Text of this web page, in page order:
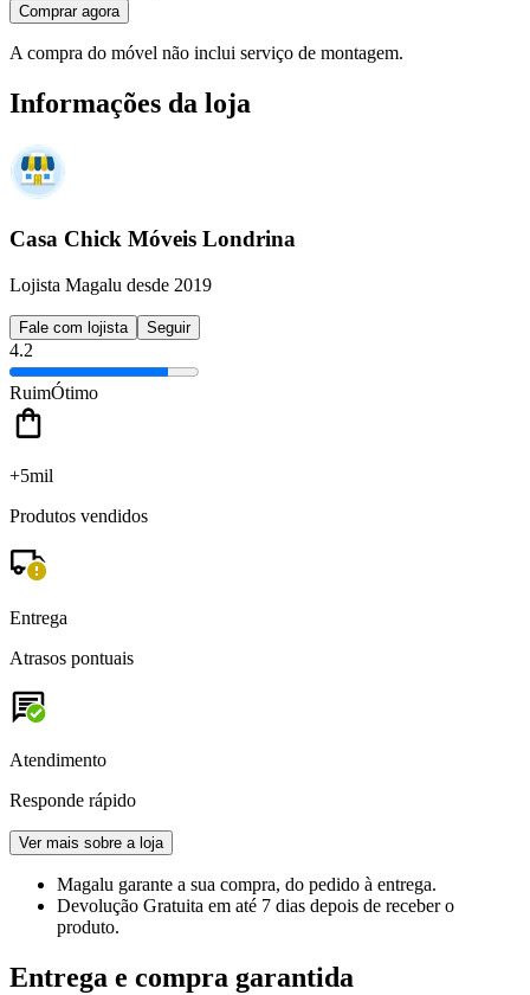
Comprar agora
A compra do móvel não inclui serviço de montagem.
Informações da loja
Casa Chick Móveis Londrina
Lojista Magalu desde 2019
Fale com lojista Seguir
4.2
RuimÓtimo
+5mil
Produtos vendidos
Entrega
Atrasos pontuais
Atendimento
Responde rápido
Ver mais sobre a loja
Magalu garante a sua compra, do pedido à entrega.
Devolução Gratuita em até 7 dias depois de receber o
produto.
Entrega e compra garantida